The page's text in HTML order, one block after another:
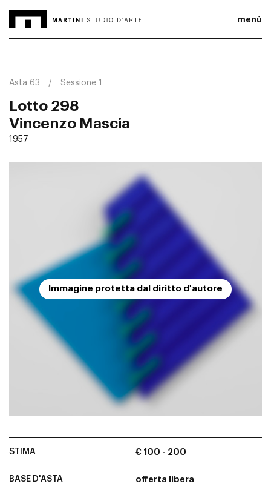
menù
Asta 63 Sessione 1
Lotto 298
Vincenzo Mascia
1957
Immagine protetta dal diritto d'autore
STIMA € 100 - 200
BASE D'ASTA offerta libera